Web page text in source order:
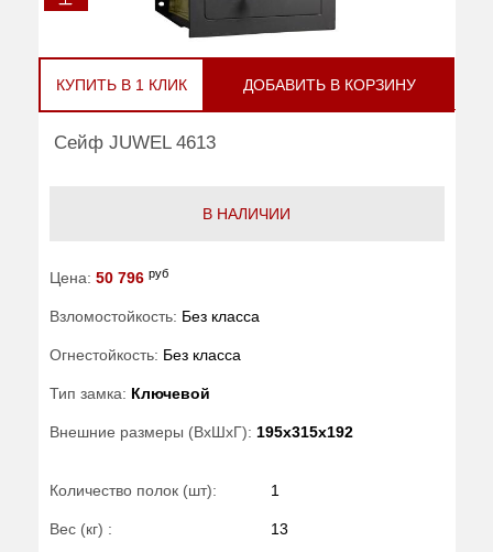
КУПИТЬ В 1 КЛИК ДОБАВИТЬ В КОРЗИНУ
Сейф JUWEL 4613
В НАЛИЧИИ
Цена: 50 796 руб
Взломостойкость: Без класса
Огнестойкость: Без класса
Тип замка: Ключевой
Внешние размеры (ВхШхГ): 195x315x192
Количество полок (шт): 1
Вес (кг) : 13